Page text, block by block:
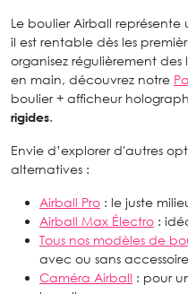
Le boulier Airball représente
il est rentable dès les
organisez régulièrement
en main, découvrez notre
boulier + afficheur
rigides.
Envie d’explorer d'autres
alternatives :
Airball Pro : le juste
Airball Max Électro :
Tous nos modèles de
avec ou sans
Caméra Airball : pour